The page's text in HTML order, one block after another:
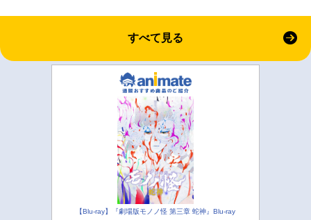
すべて見る
【Blu-ray】『劇場版モノノ怪 第三章 蛇神』Blu-ray